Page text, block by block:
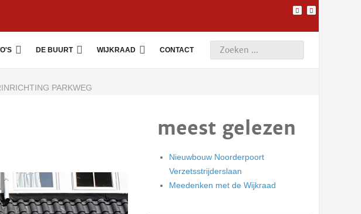
DE BUURT WIJKRAAD CONTACT
PARKWEG
meest gelezen
Nieuwbouw Noorderpoort
Verzetsstrijderslaan
Meedenken met de Wijkraad